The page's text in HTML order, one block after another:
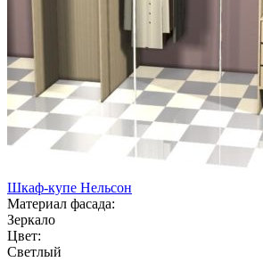
Шкаф-купе Нельсон
Материал фасада:
Зеркало
Цвет:
Светлый